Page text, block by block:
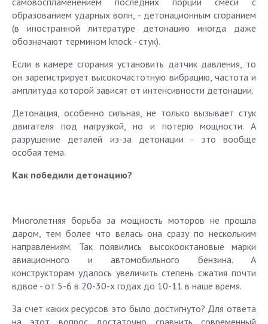
образованием ударных волн, - детонационным сгоранием
(в иностранной литературе детонацию иногда даже
обозначают термином knock - стук).
Если в камере сгорания установить датчик давления, то
он зарегистрирует высокочастотную вибрацию, частота и
амплитуда которой зависят от интенсивности детонации.
Детонация, особенно сильная, не только вызывает стук
двигателя под нагрузкой, но и потерю мощности. А
разрушение деталей из-за детонации - это вообще
особая тема.
Как победили детонацию?
Многолетняя борьба за мощность моторов не прошла
даром, тем более что велась она сразу по нескольким
направлениям. Так появились высокооктановые марки
авиационного и автомобильного бензина. А
конструкторам удалось увеличить степень сжатия почти
вдвое - от 5-6 в 20-30-х годах до 10-11 в наше время.
За счет каких ресурсов это было достигнуто? Для ответа
на этот вопрос достаточно сравнить современный